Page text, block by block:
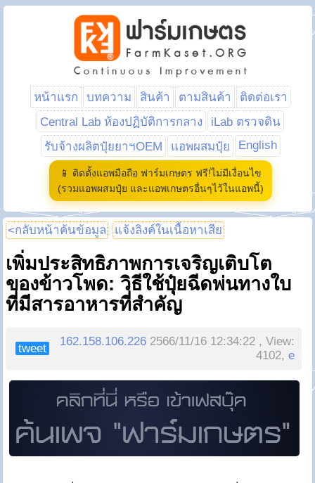
หน้าแรก บทความ สินค้า ตามสินค้า
ติดต่อเรา
Central Lab ห้องปฏิบัติการกลาง
iLab ตรวจดิน
รับจ้างผลิตปุ๋ยยาฯOEM
แอพผสมปุ๋ย English
📱 ติดตั้งแอพมือถือ ฟาร์มเกษตร ฟรี!ไม่มีเงื่อนไข
(รวมแอพผสมปุ๋ย และแอพเกษตรอื่นๆไว้ในแอพนี้)
<กลับหน้าค้นข้อมูล แจ้งลิงค์ในเนื้อหาเสีย
เพิ่มประสิทธิภาพการเจริญเติบโต
ของข้าวโพด: วิธีใช้ปุ๋ยฉีดพ่นทางใบ
ที่มีสารอาหารที่สำคัญ
tweet
162.158.106.226 2566/11/16 12:34:22 , View:
4102,e